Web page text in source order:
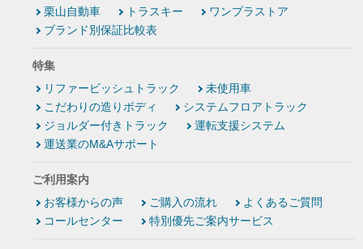
栗山自動車
トラスキー
ワンプラストア
ブランド別保証比較表
特集
リファービッシュトラック
未使用車
こだわりの造りボディ
システムフロアトラック
ジョルダー付きトラック
運転支援システム
運送業のM&Aサポート
ご利用案内
お客様からの声
ご購入の流れ
よくあるご質問
コールセンター
特別優先ご案内サービス